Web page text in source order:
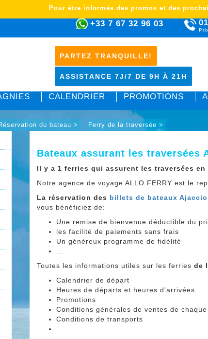
+33 7 67 32 96 03
PARTEZ TRANQUILLE!
ASSISTANCE 7J/7 DE 9H À 21H
CALENDRIER PROMOTIONS
Pour être informés des promos et des
du bateau > Ferry de la traversée >
Bateaux assurant les traversées
Il y a 1 ferries qui assurent les traversées en
Notre agence de voyage ALLO FERRY est le
La réservation des billets de bateaux
vous bénéficiez de:
Une remise de bienvenue déductible du
les facilité de paiements sans frais
Un généreux programme de fidélité
Toutes les informations utiles sur les ferries de
Calendrier de départ
Heures de départs et heures d'arrivées
Promotions
Conditions générales de ventes de
Conditions de transports